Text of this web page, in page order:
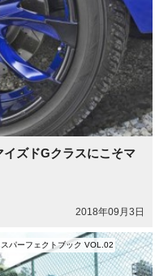
イズドGクラスにこそマ
2018年09月3日
パーフェクトブック VOL.02